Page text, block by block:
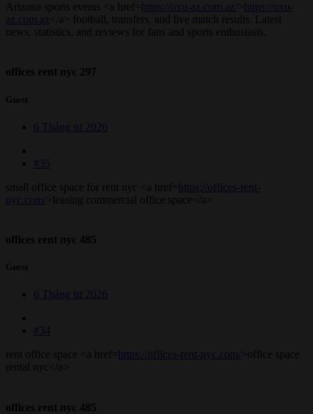
Arizona sports events <a href=
https://oxu-az.com.az/
https://oxu-
az.com.az </a> football, transfers, and live match results. Latest
news, statistics, and reviews for fans and sports enthusiasts.
offices rent nyc 297
Guest
6 Tháng tư 2026
#35
small office space for rent nyc <a href=
https://offices-rent-
nyc.com/
>leasing commercial office space</a>
offices rent nyc 485
Guest
6 Tháng tư 2026
#34
rent office space <a href=
https://offices-rent-nyc.com/
>office space
rental nyc</a>
offices rent nyc 485